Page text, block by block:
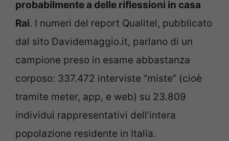
probabilmente a delle riflessioni in casa
Rai. I numeri del report Qualitel, pubblicato
dal sito Davidemaggio.it, parlano di un
campione preso in esame abbastanza
corposo: 337.472 interviste “miste” (cioè
tramite meter, app, e web) su 23.809
individui rappresentativi dell’intera
popolazione residente in Italia.